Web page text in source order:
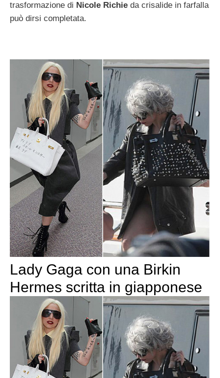
trasformazione di Nicole Richie da crisalide in farfalla
può dirsi completata.
Lady Gaga con una Birkin
Hermes scritta in giapponese